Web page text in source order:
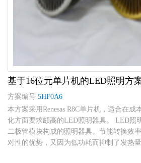
基于16位元单片机的LED照明方
方案编号 5HF0A6
本方案采用Renesas R8C单片机，适合在
化方面要求颇高的LED照明器具。 LED照
二极管模块构成的照明器具。节能转换效
对性的优势，又因为低功耗而抑制了发热